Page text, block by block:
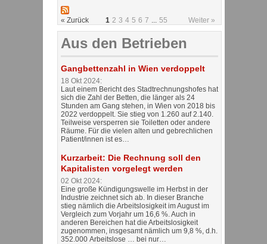
« Zurück 1 2 3 4 5 6 7 55 Weiter »
Aus den Betrieben
Gangbettenzahl in Wien verdoppelt
18 Okt 2024:
Laut einem Bericht des Stadtrechnungshofes hat
sich die Zahl der Betten, die länger als 24
Stunden am Gang stehen, in Wien von 2018 bis
2022 verdoppelt. Sie stieg von 1.260 auf 2.140.
Teilweise versperren sie Toiletten oder andere
Räume. Für die vielen alten und gebrechlichen
Patient/innen ist es…
Kurzarbeit: Die Rechnung soll den
Kapitalisten vorgelegt werden
02 Okt 2024:
Eine große Kündigungswelle im Herbst in der
Industrie zeichnet sich ab. In dieser Branche
stieg nämlich die Arbeitslosigkeit im August im
Vergleich zum Vorjahr um 16,6 %. Auch in
anderen Bereichen hat die Arbeitslosigkeit
zugenommen, insgesamt nämlich um 9,8 %, d.h.
352.000 Arbeitslose … bei nur…